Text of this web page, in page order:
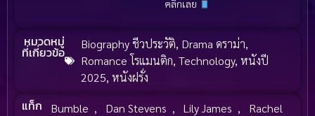
คลิกเลย
หมวดหมู่
ที่เกี่ยวข้อ
Biography ชีวประวัติ, Drama ดราม่า,
Romance โรแมนติก,Technology,หนังปี
2025,หนังฝรั่ง
แท็ก Bumble , Dan Stevens , Lily James ,
Rachel